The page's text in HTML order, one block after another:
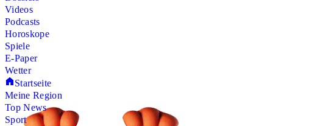
Videos
Podcasts
Horoskope
Spiele
E-Paper
Wetter
Startseite
Meine Region
Top News
Sport